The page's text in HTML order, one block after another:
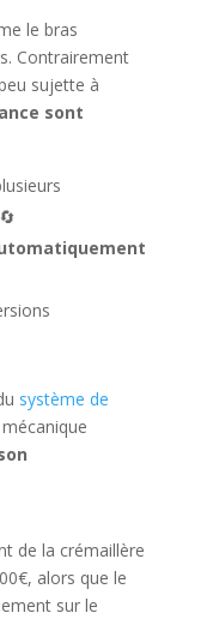
le bras
Contrairement
sujette à
sont
système de
de la crémaillère
alors que le
sur le